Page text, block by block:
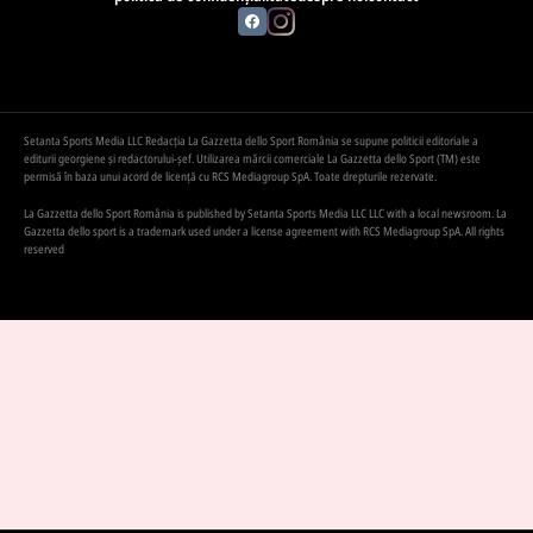
Setanta Sports Media LLC Redacția La Gazzetta dello Sport România se supune politicii editoriale a
editurii georgiene și redactorului-șef. Utilizarea mărcii comerciale La Gazzetta dello Sport (TM) este
permisă în baza unui acord de licență cu RCS Mediagroup SpA. Toate drepturile rezervate.
La Gazzetta dello Sport România is published by Setanta Sports Media LLC LLC with a local newsroom. La
Gazzetta dello sport is a trademark used under a license agreement with RCS Mediagroup SpA. All rights
reserved